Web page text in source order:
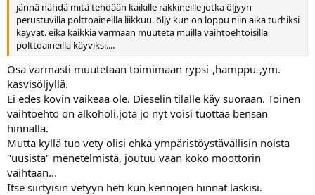
jännä nähdä mitä tehdään kaikille rakkineille jotka öljyyn
perustuvilla polttoaineilla liikkuu. öljy kun on loppu niin aika turhiksi
käyvät. eikä kaikkia varmaan muuteta muilla vaihtoehtoisilla
polttoaineilla käyviksi....
Osa varmasti muutetaan toimimaan rypsi-,hamppu-,ym.
kasvisöljyllä.
Ei edes kovin vaikeaa ole. Dieselin tilalle käy suoraan. Toinen
vaihtoehto on alkoholi,jota jo nyt voisi tuottaa bensan
hinnalla.
Mutta kyllä tuo vety olisi ehkä ympäristöystävällisin noista
"uusista" menetelmistä, joutuu vaan koko moottorin
vaihtaan...
Itse siirtyisin vetyyn heti kun kennojen hinnat laskisi.